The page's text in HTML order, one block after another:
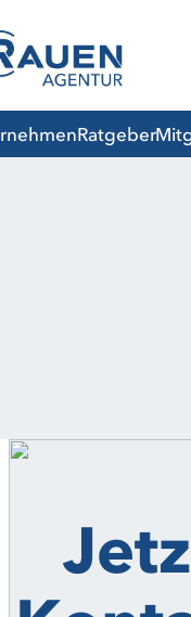
Ratgeber